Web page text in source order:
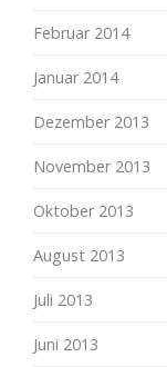
Februar 2014
Januar 2014
Dezember 2013
November 2013
Oktober 2013
August 2013
Juli 2013
Juni 2013